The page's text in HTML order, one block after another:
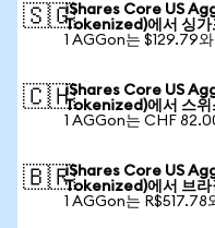
🇸🇬iShares Core US
Tokenized)에서 싱가
1 AGGon는 $129.79
🇨🇭iShares Core US
Tokenized)에서 스위
1 AGGon는 CHF
🇧🇷iShares Core US
Tokenized)에서 브라
1 AGGon는 R$517.78